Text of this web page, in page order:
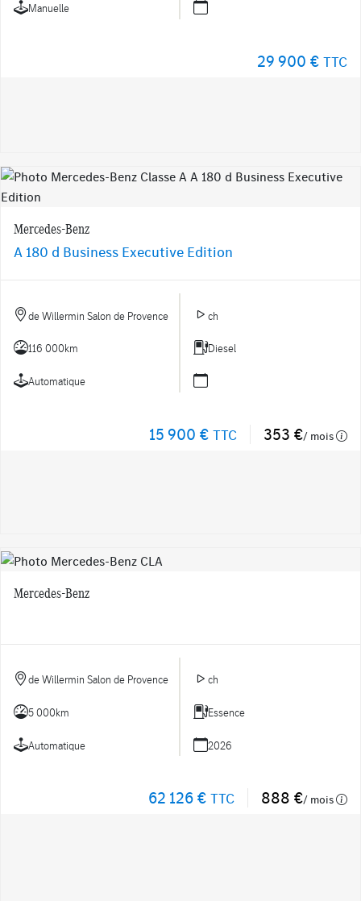
Manuelle
29 900 € TTC
Mercedes-Benz
A 180 d Business Executive Edition
de Willermin Salon de Provence ch
116 000km Diesel
Automatique
15 900 € TTC 353 €/ mois
Mercedes-Benz
de Willermin Salon de Provence ch
5 000km Essence
Automatique 2026
62 126 € TTC 888 €/ mois